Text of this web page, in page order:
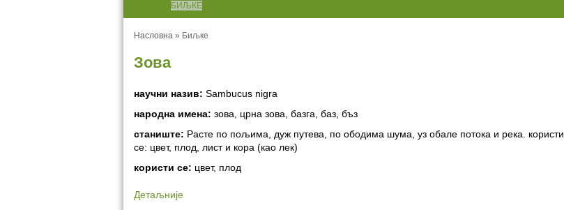
БИЉКЕ
Насловна » Биљке
Зова
научни назив: Sambucus nigra
народна имена: зова, црна зова, базга, баз, бъз
станиште: Расте по пољима, дуж путева, по ободима шума, уз обале потока и река. користи
се: цвет, плод, лист и кора (као лек)
користи се: цвет, плод
Детаљније